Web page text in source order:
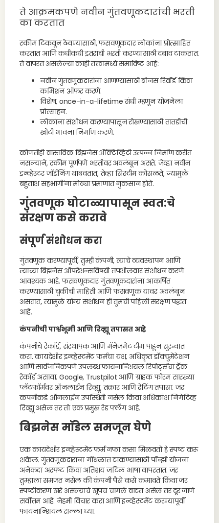
ते आक्रमकपणे नवीन गुंतवणूकदारांची भरती
का करतात
स्कीम टिकवून ठेवण्यासाठी, फसवणूकदार लोकांना प्रोत्साहित
करतात आणि कधीकधी इतरांची भरती करण्यासाठी दबाव टाकतात.
ते वापरत असलेल्या काही तत्त्वांमध्ये समाविष्ट आहे:
नवीन गुंतवणूकदारांना आणण्यासाठी बोनस रिवॉर्ड किंवा
कमिशन ऑफर करणे.
विशेष, once-in-a-lifetime संधी म्हणून योजनेला
प्रोत्साहन.
लोकांना संशोधन करण्यापासून रोखण्यासाठी तातडीची
खोटी भावना निर्माण करणे.
कोणतीही वास्तविक बिझनेस ॲक्टिव्हिटी उत्पन्न निर्माण करीत
नसल्याने, स्कीम पूर्णपणे भरतीवर अवलंबून असते. जेव्हा नवीन
इन्व्हेस्टर जॉईनिंग थांबवतात, तेव्हा सिस्टीम कोसळते, ज्यामुळे
बहुतांश सहभागींना मोठ्या प्रमाणात नुकसान होते.
गुंतवणूक घोटाळ्यापासून स्वत:चे
संरक्षण कसे करावे
संपूर्ण संशोधन करा
गुंतवणूक करण्यापूर्वी, तुम्ही कंपनी, त्याचे व्यवस्थापन आणि
त्याच्या बिझनेस ऑपरेशन्सविषयी तपशीलवार संशोधन करणे
आवश्यक आहे. फसवणूकदार गुंतवणूकदारांना आकर्षित
करण्यासाठी चुकीची माहिती आणि फसवणूक यावर अवलंबून
असतात, त्यामुळे योग्य संशोधन ही तुमची पहिली संरक्षण पद्धत
आहे.
कंपनीची पार्श्वभूमी आणि रिव्ह्यू तपासत आहे
कंपनीचे रेकॉर्ड, संस्थापक आणि मॅनेजमेंट टीम पाहून सुरुवात
करा. कायदेशीर इन्व्हेस्टमेंट फर्मचा यश, अधिकृत डॉक्युमेंटेशन
आणि सार्वजनिकपणे उपलब्ध फायनान्शियल रिपोर्ट्सचा ट्रॅक
रेकॉर्ड असावा. Google, Trustpilot आणि ग्राहक फोरम सारख्या
प्लॅटफॉर्मवर ऑनलाईन रिव्ह्यू, तक्रार आणि रेटिंग तपासा. जर
कंपनीकडे ऑनलाईन उपस्थिती नसेल किंवा अधिकांश निगेटिव्ह
रिव्ह्यू असेल तर तो एक प्रमुख रेड फ्लॅग आहे.
बिझनेस मॉडेल समजून घेणे
एक कायदेशीर इन्व्हेस्टमेंट फर्म नफा कसा मिळवतो हे स्पष्ट करू
शकेल. गुंतवणूकदारांना गोंधळात टाकण्यासाठी पॉन्झी योजना
अनेकदा अस्पष्ट किंवा अतिशय जटिल भाषा वापरतात. जर
तुम्हाला समजत नसेल की कंपनी पैसे कसे कमावते किंवा जर
स्पष्टीकरण खरे असल्याचे खूपच चांगले वाटत असेल तर दूर जाणे
सर्वोत्तम आहे. नेहमी विचार करा आणि इन्व्हेस्टमेंट करण्यापूर्वी
फायनान्शियल सल्ला घ्या.